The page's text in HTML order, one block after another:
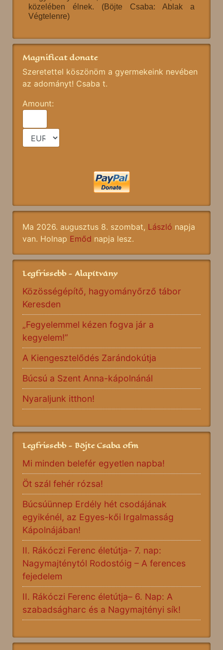
közelében élnek. (Böjte Csaba: Ablak a
Végtelenre)
Magnificat donate
Szeretettel köszönöm a gyermekeink nevében
az adományt! Csaba t.
Amount:
Ma 2026. augusztus 8. szombat, László napja
van. Holnap Emőd napja lesz.
Legfrissebb - Alapítvány
Közösségépítő, hagyományőrző tábor
Keresden
„Fegyelemmel kézen fogva jár a
kegyelem!”
A Kiengesztelődés Zarándokútja
Búcsú a Szent Anna-kápolnánál
Nyaraljunk itthon!
Legfrissebb - Böjte Csaba ofm
Mi minden belefér egyetlen napba!
Öt szál fehér rózsa!
Búcsúünnep Erdély hét csodájának
egyikénél, az Egyes-kői Irgalmasság
Kápolnájában!
II. Rákóczi Ferenc életútja- 7. nap:
Nagymajténytól Rodostóig – A ferences
fejedelem
II. Rákóczi Ferenc életútja– 6. Nap: A
szabadságharc és a Nagymajtényi sík!